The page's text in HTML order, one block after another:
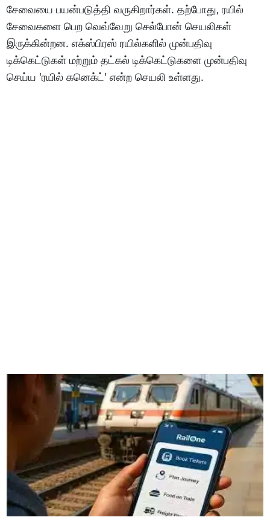
சேவையை பயன்படுத்தி வருகிறார்கள். தற்போது, ரயில்
சேவைகளை பெற வெவ்வேறு செல்போன் செயலிகள்
இருக்கின்றன. எக்ஸ்பிரஸ் ரயில்களில் முன்பதிவு
டிக்கெட்டுகள் மற்றும் தட்கல் டிக்கெட்டுகளை முன்பதிவு
செய்ய 'ரயில் கனெக்ட்' என்ற செயலி உள்ளது.